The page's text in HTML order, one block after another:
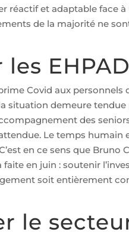
réactif et adaptable face
de la majorité ne
EHPAD
Covid aux personnels
situation demeure tendue
des
Le temps humain
en ce sens que
faite en juin : soutenir
soit entièrement
le